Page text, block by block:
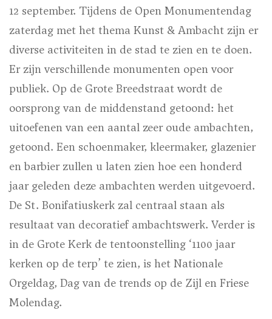
12 september. Tijdens de Open Monumentendag
zaterdag met het thema Kunst & Ambacht zijn er
diverse activiteiten in de stad te zien en te doen.
Er zijn verschillende monumenten open voor
publiek. Op de Grote Breedstraat wordt de
oorsprong van de middenstand getoond: het
uitoefenen van een aantal zeer oude ambachten,
getoond. Een schoenmaker, kleermaker, glazenier
en barbier zullen u laten zien hoe een honderd
jaar geleden deze ambachten werden uitgevoerd.
De St. Bonifatiuskerk zal centraal staan als
resultaat van decoratief ambachtswerk. Verder is
in de Grote Kerk de tentoonstelling ‘1100 jaar
kerken op de terp’ te zien, is het Nationale
Orgeldag, Dag van de trends op de Zijl en Friese
Molendag.